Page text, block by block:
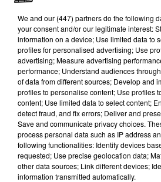
« À l’époque, il était plutôt avant-
d’architecture, mais trente ans
du tout aux attentes des visiteurs,
développement durable. C’était
énergétique. (…) Il était nécessaire
réinventer cet office de tourisme »
Brunie, directrice de l’Office de
sur-Mer.
« On a voulu mettre l’accent sur
avons conçu une salle immersive de
en immersion totale, visuelle et
We and our (447) partnersdo the following
your consent and/or our legitimate interest:
information on a device; Use limited data to
profiles for personalised advertising; Use
advertising; Measure advertising
performance; Understand audiences
of data from different sources; Develop and
profiles to personalise content; Use profiles
content; Use limited data to select content;
detect fraud, and fix errors; Deliver and
Save and communicate privacy choices.
process personal data such as IP address
following functionalities: Identify devices
requested; Use precise geolocation data;
other data sources; Link different devices;
information transmitted automatically.